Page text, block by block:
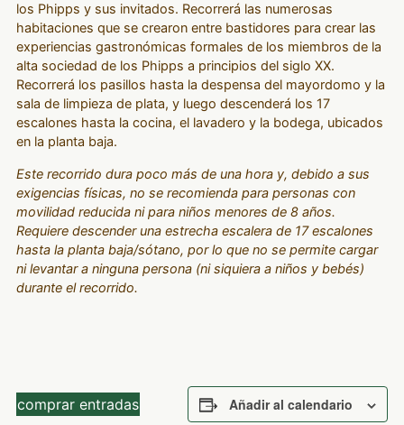
los Phipps y sus invitados. Recorrerá las numerosas
habitaciones que se crearon entre bastidores para crear las
experiencias gastronómicas formales de los miembros de la
alta sociedad de los Phipps a principios del siglo XX.
Recorrerá los pasillos hasta la despensa del mayordomo y la
sala de limpieza de plata, y luego descenderá los 17
escalones hasta la cocina, el lavadero y la bodega, ubicados
en la planta baja.
Este recorrido dura poco más de una hora y, debido a sus
exigencias físicas, no se recomienda para personas con
movilidad reducida ni para niños menores de 8 años.
Requiere descender una estrecha escalera de 17 escalones
hasta la planta baja/sótano, por lo que no se permite cargar
ni levantar a ninguna persona (ni siquiera a niños y bebés)
durante el recorrido.
comprar entradas Añadir al calendario